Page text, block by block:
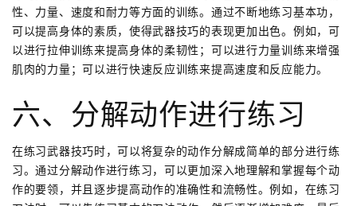
性、力量、速度和耐力等方面的训练。通过不断地练习基本功，
可以提高身体的素质，使得武器技巧的表现更加出色。例如，可
以进行拉伸训练来提高身体的柔韧性；可以进行力量训练来增强
肌肉的力量；可以进行快速反应训练来提高速度和反应能力。
六、分解动作进行练习
在练习武器技巧时，可以将复杂的动作分解成简单的部分进行练
习。通过分解动作进行练习，可以更加深入地理解和掌握每个动
作的要领，并且逐步提高动作的准确性和流畅性。例如，在练习